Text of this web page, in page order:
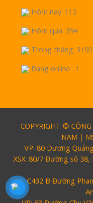
Hôm nay: 112
Hôm qua: 394
Trong tháng: 3192
Đang online : 1
COPYRIGHT ©
NAM |
VP: 80 Dương
XSX: 80/7 Đường số
XSX: C432 B Đường